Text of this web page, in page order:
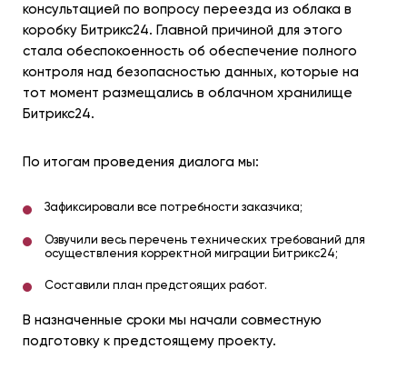
консультацией по вопросу переезда из облака в
коробку Битрикс24. Главной причиной для этого
стала обеспокоенность об обеспечение полного
контроля над безопасностью данных, которые на
тот момент размещались в облачном хранилище
Битрикс24.
По итогам проведения диалога мы:
Зафиксировали все потребности заказчика;
Озвучили весь перечень технических требований для
осуществления корректной миграции Битрикс24;
Составили план предстоящих работ.
В назначенные сроки мы начали совместную
подготовку к предстоящему проекту.